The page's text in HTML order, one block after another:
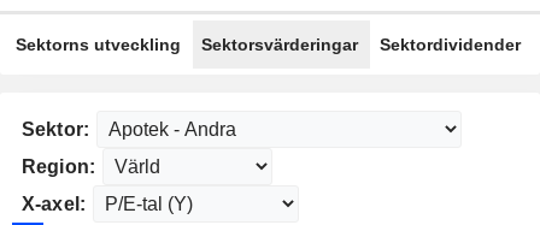
Sektorns utveckling Sektorsvärderingar Sektordividender
Sektor:
Region:
X-axel: